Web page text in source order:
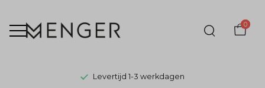
0
Levertijd 1-3 werkdagen